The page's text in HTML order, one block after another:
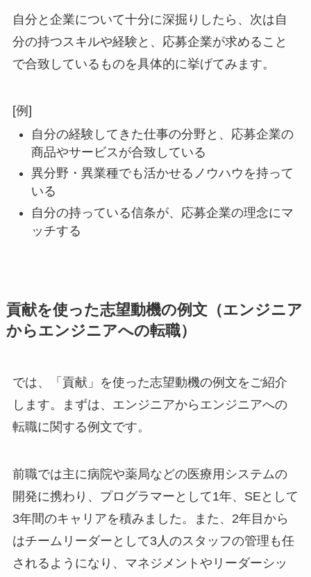
自分と企業について十分に深掘りしたら、次は自
分の持つスキルや経験と、応募企業が求めること
で合致しているものを具体的に挙げてみます。
[例]
自分の経験してきた仕事の分野と、応募企業の
商品やサービスが合致している
異分野・異業種でも活かせるノウハウを持って
いる
自分の持っている信条が、応募企業の理念にマ
ッチする
貢献を使った志望動機の例文（エンジニア
からエンジニアへの転職）
では、「貢献」を使った志望動機の例文をご紹介
します。まずは、エンジニアからエンジニアへの
転職に関する例文です。
前職では主に病院や薬局などの医療用システムの
開発に携わり、プログラマーとして1年、SEとして
3年間のキャリアを積みました。また、2年目から
はチームリーダーとして3人のスタッフの管理も任
されるようになり、マネジメントやリーダーシッ